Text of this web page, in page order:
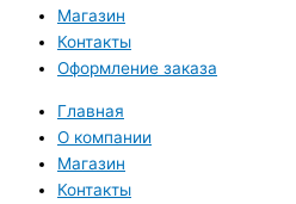
Магазин
Контакты
Оформление заказа
Главная
О компании
Магазин
Контакты